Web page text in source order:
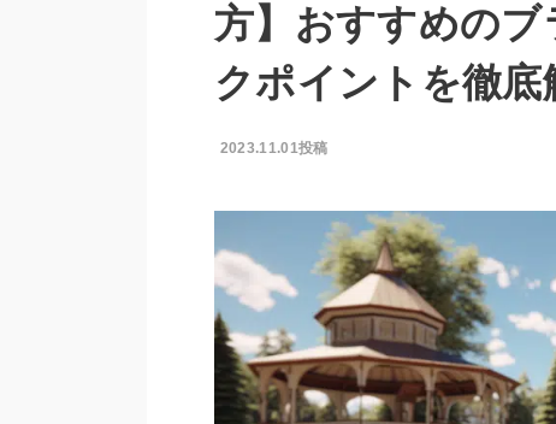
方】おすすめの
クポイントを徹底
2023.11.01投稿